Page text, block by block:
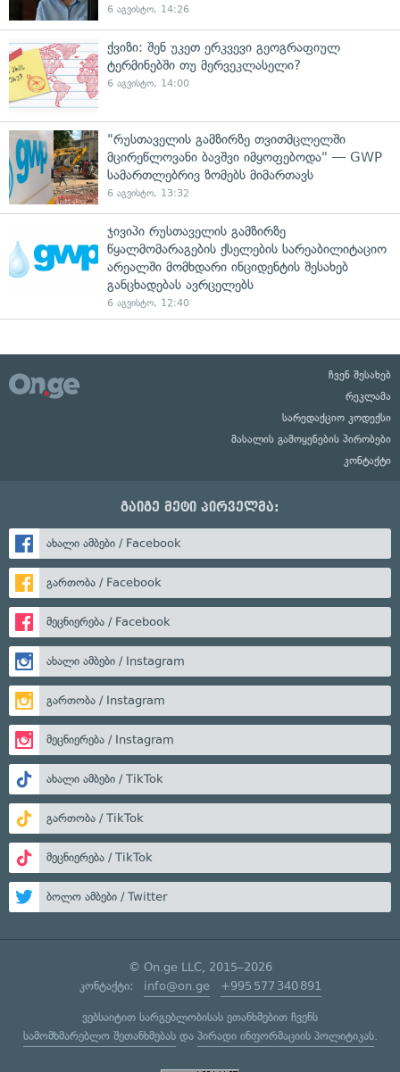
6 აგვისტო, 14:26
ქვიზი: შენ უკეთ ერკვევი გეოგრაფიულ
ტერმინებში თუ მერვეკლასელი?
6 აგვისტო, 14:00
"რუსთაველის გამზირზე თვითმცლელში
მცირეწლოვანი ბავშვი იმყოფებოდა" — GWP
სამართლებრივ ზომებს მიმართავს
6 აგვისტო, 13:32
ჯივიპი რუსთაველის გამზირზე
წყალმომარაგების ქსელების სარეაბილიტაციო
არეალში მომხდარი ინციდენტის შესახებ
განცხადებას ავრცელებს
6 აგვისტო, 12:40
ჩვენ შესახებ
რეკლამა
სარედაქციო კოდექსი
მასალის გამოყენების პირობები
კონტაქტი
გაიგე მეტი პირველმა:
ახალი ამბები / Facebook
გართობა / Facebook
მეცნიერება / Facebook
ახალი ამბები / Instagram
გართობა / Instagram
მეცნიერება / Instagram
ახალი ამბები / TikTok
გართობა / TikTok
მეცნიერება / TikTok
ბოლო ამბები / Twitter
© On.ge LLC, 2015–2026
კონტაქტი: info@on.ge +995 577 340 891
ვებსაიტით სარგებლობისას ეთანხმებით ჩვენს
სამომხმარებლო შეთანხმებასდა პირადი ინფორმაციის პოლიტიკას.